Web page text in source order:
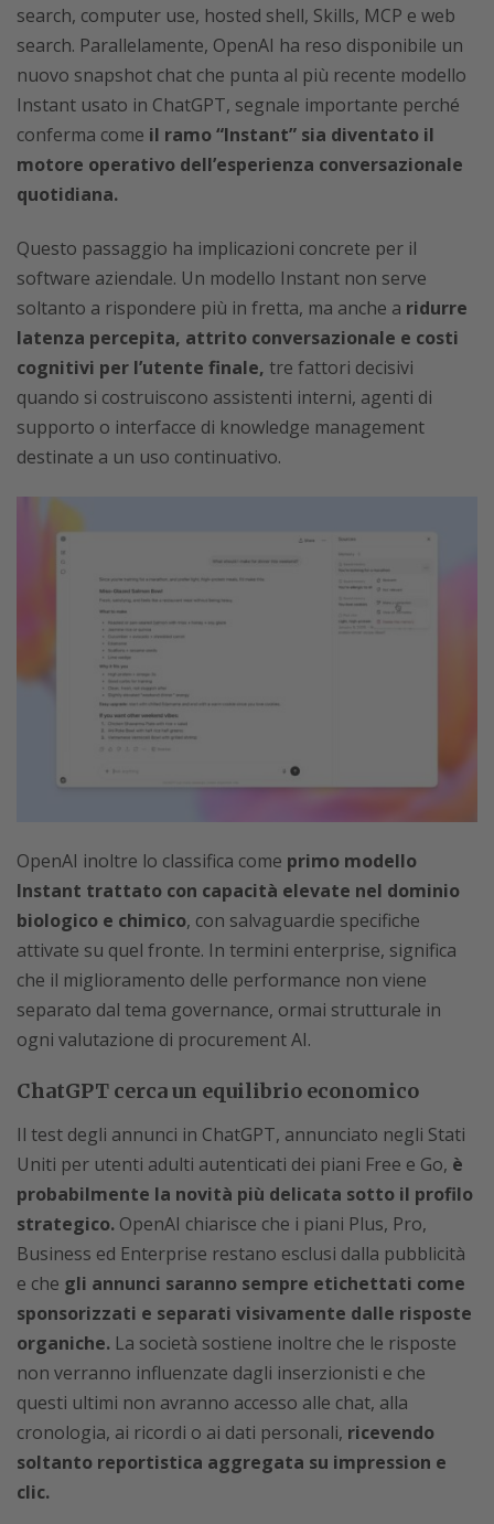
search, computer use, hosted shell, Skills, MCP e web
search. Parallelamente, OpenAI ha reso disponibile un
nuovo snapshot chat che punta al più recente modello
Instant usato in ChatGPT, segnale importante perché
conferma come il ramo “Instant” sia diventato il
motore operativo dell’esperienza conversazionale
quotidiana.
Questo passaggio ha implicazioni concrete per il
software aziendale. Un modello Instant non serve
soltanto a rispondere più in fretta, ma anche a ridurre
latenza percepita, attrito conversazionale e costi
cognitivi per l’utente finale, tre fattori decisivi
quando si costruiscono assistenti interni, agenti di
supporto o interfacce di knowledge management
destinate a un uso continuativo.
OpenAI inoltre lo classifica come primo modello
Instant trattato con capacità elevate nel dominio
biologico e chimico, con salvaguardie specifiche
attivate su quel fronte. In termini enterprise, significa
che il miglioramento delle performance non viene
separato dal tema governance, ormai strutturale in
ogni valutazione di procurement AI.
ChatGPT cerca un equilibrio economico
Il test degli annunci in ChatGPT, annunciato negli Stati
Uniti per utenti adulti autenticati dei piani Free e Go, è
probabilmente la novità più delicata sotto il profilo
strategico. OpenAI chiarisce che i piani Plus, Pro,
Business ed Enterprise restano esclusi dalla pubblicità
e che gli annunci saranno sempre etichettati come
sponsorizzati e separati visivamente dalle risposte
organiche. La società sostiene inoltre che le risposte
non verranno influenzate dagli inserzionisti e che
questi ultimi non avranno accesso alle chat, alla
cronologia, ai ricordi o ai dati personali, ricevendo
soltanto reportistica aggregata su impression e
clic.